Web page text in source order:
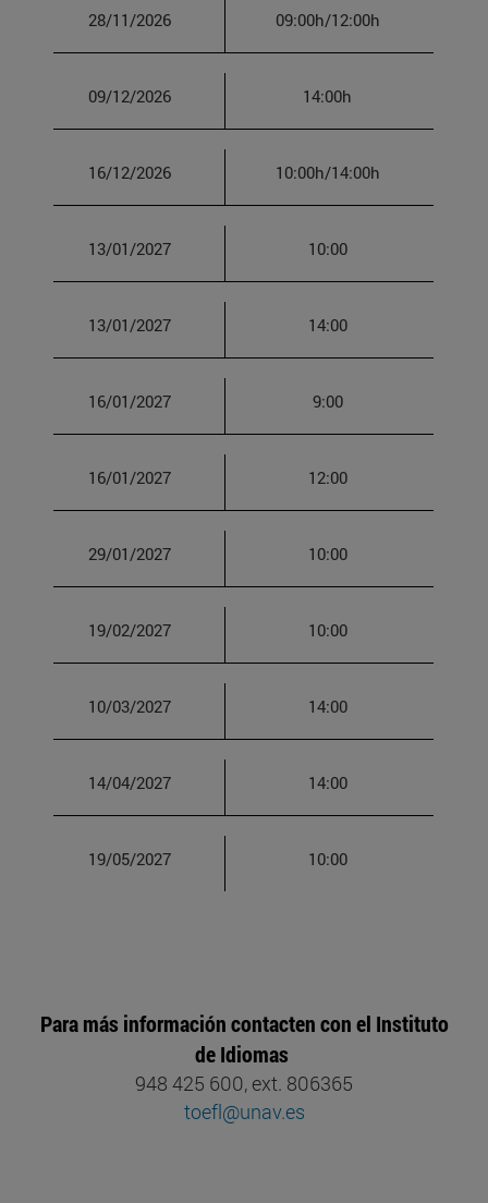
28/11/2026 09:00h/12:00h
09/12/2026 14:00h
16/12/2026 10:00h/14:00h
13/01/2027 10:00
13/01/2027 14:00
16/01/2027 9:00
16/01/2027 12:00
29/01/2027 10:00
19/02/2027 10:00
10/03/2027 14:00
14/04/2027 14:00
19/05/2027 10:00
Para más información contacten con el Instituto
de Idiomas
948 425 600, ext. 806365
toefl@unav.es